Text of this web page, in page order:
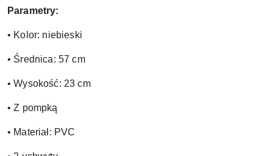
Parametry:
• Kolor: niebieski
• Średnica: 57 cm
• Wysokość: 23 cm
• Z pompką
• Materiał: PVC